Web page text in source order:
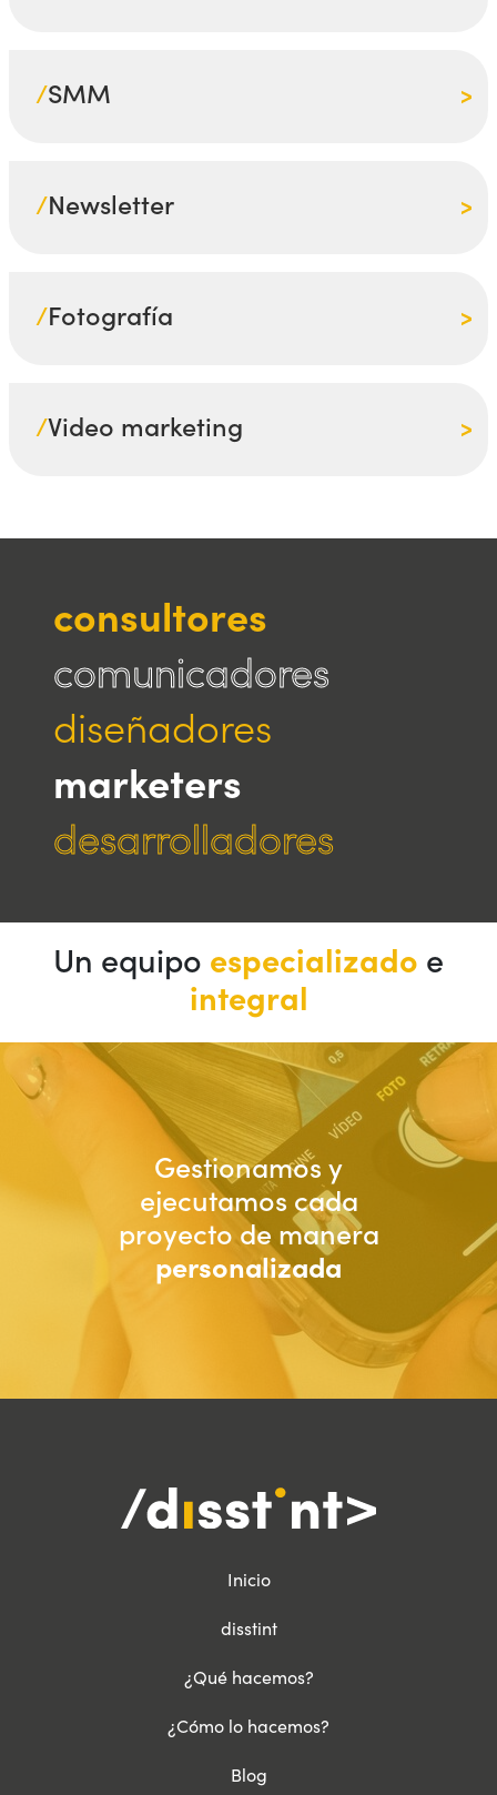
/SMM
/Newsletter
/Fotografía
/Video marketing
consultores
comunicadores
diseñadores
marketers
desarrolladores
Un equipo especializado e
integral
Gestionamos y
ejecutamos cada
proyecto de manera
personalizada
Inicio
disstint
¿Qué hacemos?
¿Cómo lo hacemos?
Blog